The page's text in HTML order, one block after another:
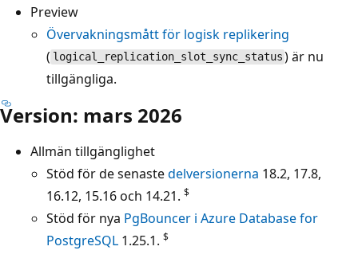
Preview
Övervakningsmått för logisk replikering
( logical_replication_slot_sync_status ) är nu
tillgängliga.
Version: mars 2026
Allmän tillgänglighet
Stöd för de senastedelversionerna 18.2, 17.8,
16.12, 15.16 och 14.21. $
Stöd för nya PgBouncer i Azure Database for
PostgreSQL 1.25.1. $